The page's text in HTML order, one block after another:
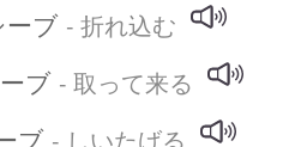
ーブ - 折れ込む
ブ - 取って来る
ブ - しいたげる